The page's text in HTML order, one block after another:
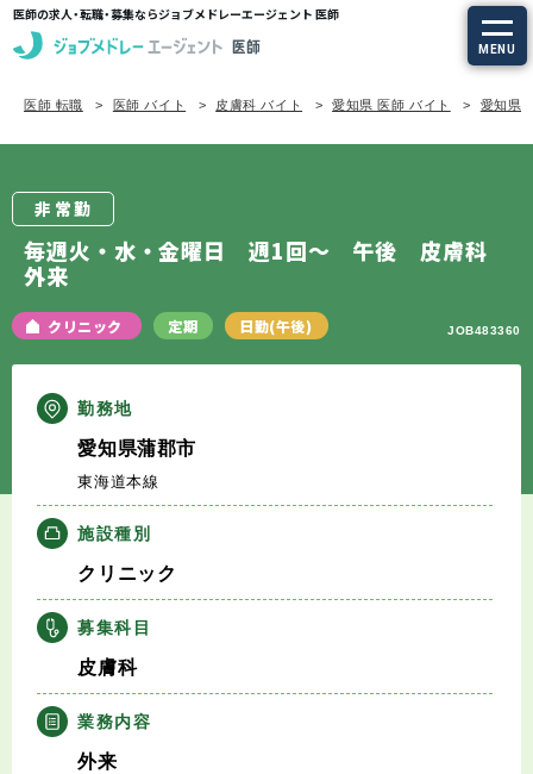
医師の求人・転職・募集ならジョブメドレーエージェント 医師
MENU
求人を探す
定期非常勤の求人
エージェントサービスTOP
サービスの流れ
医師の求人・転職Q&A
知りたい・聞きたい
転職成功事例
医師 転職 医師 バイト 皮膚科 バイト 愛知県 医師 バイト 愛知県/
非常勤
毎週火・水・金曜日 週1回～ 午後 皮膚科
外来
クリニック 定期 日勤(午後) JOB483360
勤務地
愛知県蒲郡市
東海道本線
施設種別
クリニック
募集科目
皮膚科
業務内容
外来